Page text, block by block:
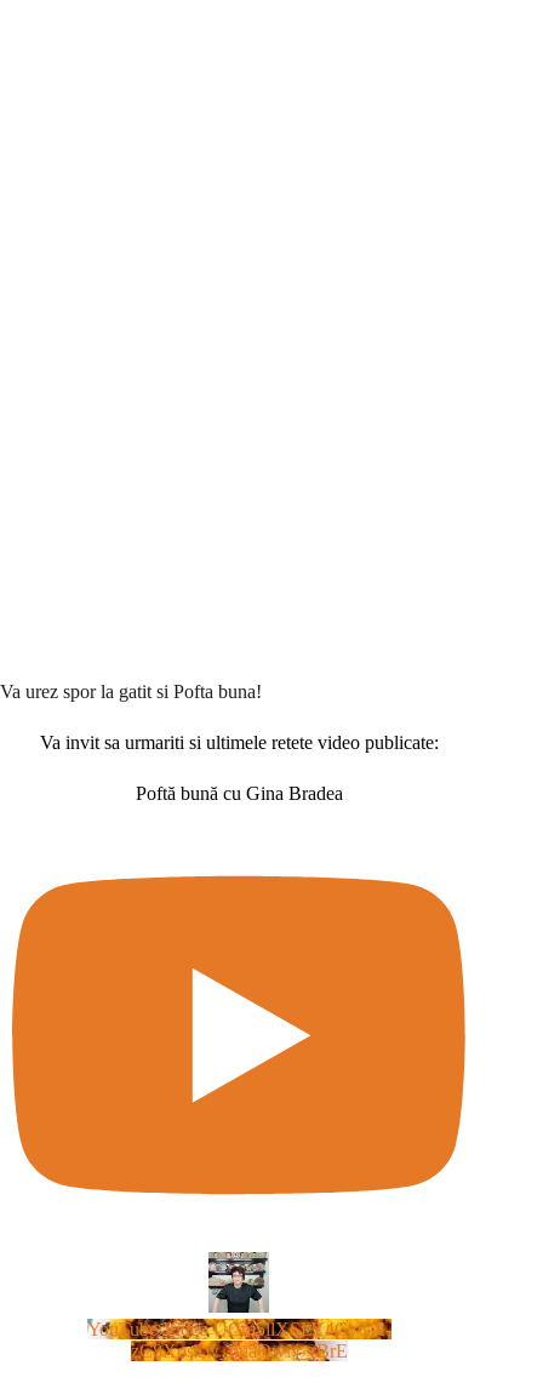
Va urez spor la gatit si Pofta buna!
Va invit sa urmariti si ultimele retete video publicate:
Poftă bună cu Gina Bradea
YouTube Video UCm5llXSLY4CyCX-
zC8XosTw_huaQwN_rBrE